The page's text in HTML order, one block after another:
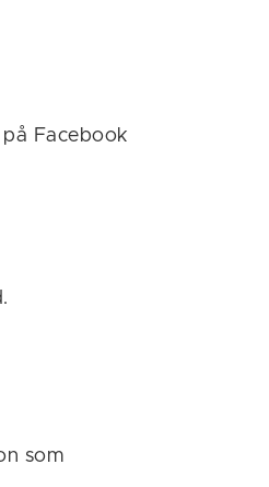
Facebook
som